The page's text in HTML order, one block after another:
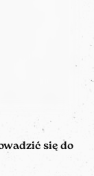
się do